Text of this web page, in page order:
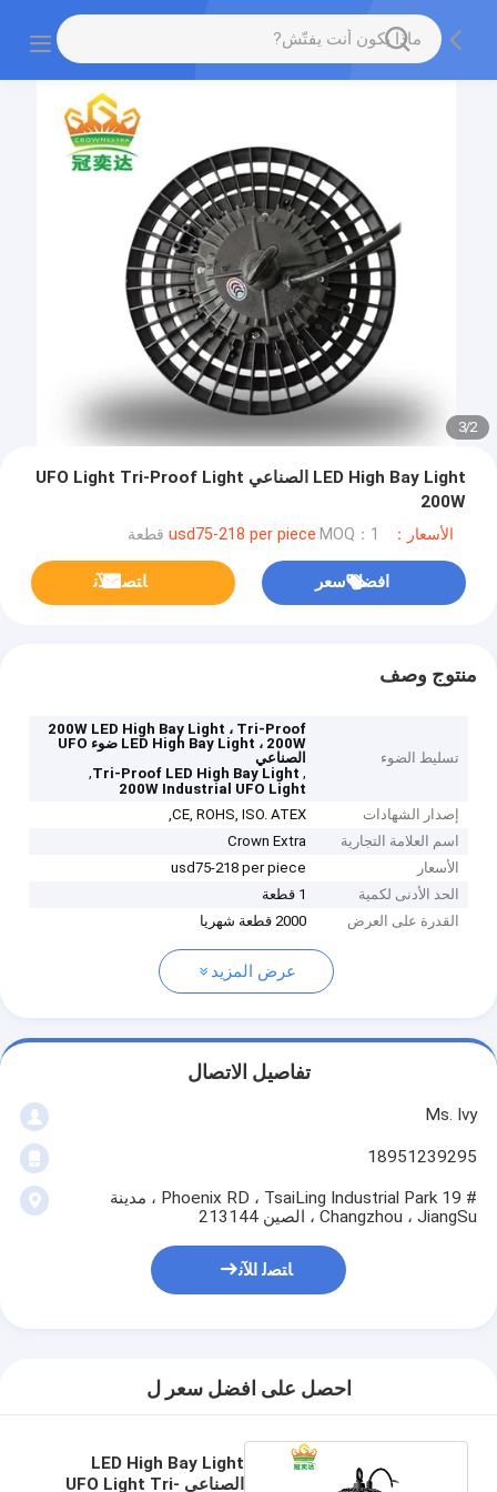
2
/
3
LED High Bay Light الصناعي UFO Light Tri-Proof Light
200W
الأسعار：usd75-218 per piece MOQ：1 قطعة
افضل سعر ﺎﺘﺼﻟ ﺍﻶﻧ
منتوج وصف
تسليط الضوء
200W LED High Bay Light ، Tri-Proof
LED High Bay Light ، 200W ضوء UFO
الصناعي
,
Tri-Proof LED High Bay Light
,
200W Industrial UFO Light
إصدار الشهادات
CE, ROHS, ISO. ATEX,
اسم العلامة التجارية
Crown Extra
الأسعار
usd75-218 per piece
الحد الأدنى لكمية
1 قطعة
القدرة على العرض
2000 قطعة شهريا
عرض المزيد
تفاصيل الاتصال
Ms. Ivy
18951239295
# 19 Phoenix RD ، TsaiLing Industrial Park ، مدينة
Changzhou ، JiangSu ، الصين 213144
ﺎﺘﺼﻟ ﺍﻶﻧ
احصل على افضل سعر ل
LED High Bay Light
الصناعي UFO Light Tri-